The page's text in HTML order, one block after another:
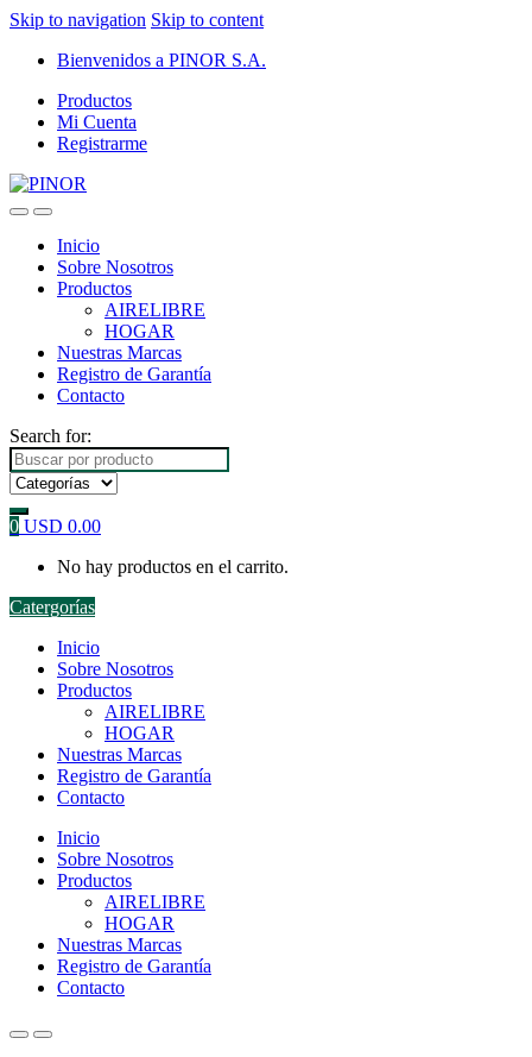
Skip to navigation Skip to content
Bienvenidos a PINOR S.A.
Productos
Mi Cuenta
Registrarme
Inicio
Sobre Nosotros
Productos
AIRELIBRE
HOGAR
Nuestras Marcas
Registro de Garantía
Contacto
Search for:
0 USD 0.00
No hay productos en el carrito.
Catergorías
Inicio
Sobre Nosotros
Productos
AIRELIBRE
HOGAR
Nuestras Marcas
Registro de Garantía
Contacto
Inicio
Sobre Nosotros
Productos
AIRELIBRE
HOGAR
Nuestras Marcas
Registro de Garantía
Contacto